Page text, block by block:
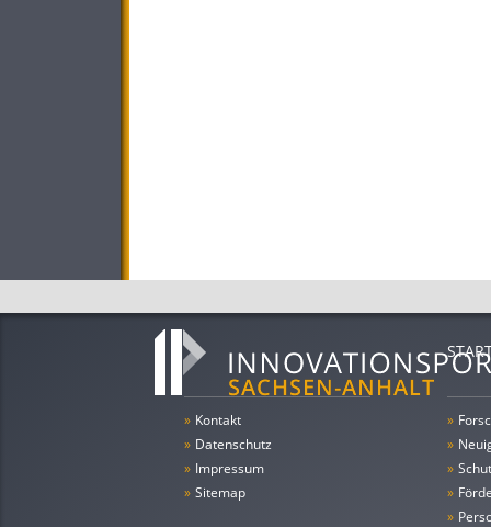
» Kontakt
» Datenschutz
» Impressum
» Sitemap
»
»
»
»
»